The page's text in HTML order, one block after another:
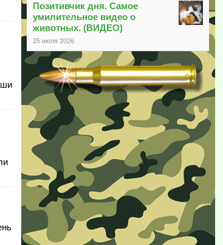
Позитивчик дня. Самое
умилительное видео о
животных. (ВИДЕО)
25 июля 2026